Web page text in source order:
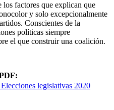
los factores que explican que
y solo excepcionalmente
Conscientes de la
políticas siempre
el que construir una coalición.
legislativas 2020